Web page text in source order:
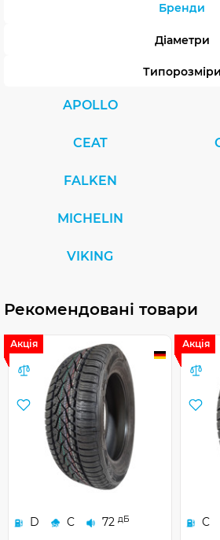
Бренди
Діаметри
Типорозміри
APOLLO
CEAT
FALKEN
MICHELIN
VIKING
Рекомендовані товари
Акція
D C 72 дБ
Акція
C